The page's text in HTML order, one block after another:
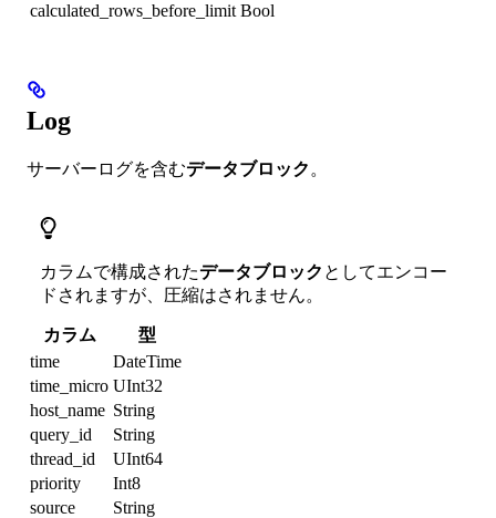
calculated_rows_before_limit Bool
Log
サーバーログを含むデータブロック 。
カラムで構成されたデータブロック としてエンコー
ドされますが、圧縮はされません。
カラム
型
time
DateTime
time_micro UInt32
host_name String
query_id
String
thread_id
UInt64
priority
Int8
source
String